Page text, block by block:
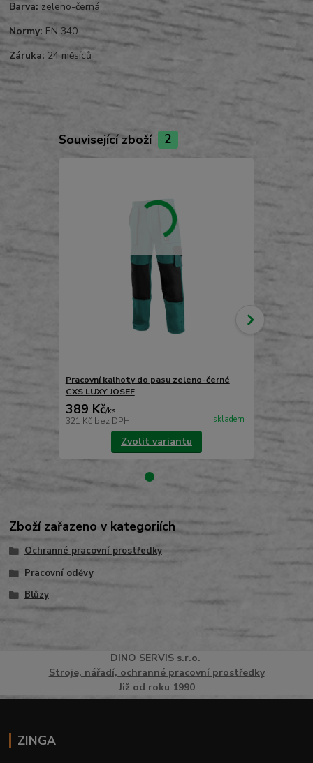
Barva: zeleno-černá
Normy: EN 340
Záruka: 24 měsíců
Související zboží 2
Pracovní kalhoty do pasu zeleno-černé
CXS LUXY JOSEF
389 Kč/ks
321 Kč bez DPH skladem
Zvolit variantu
Pracovní
404 Kč
Zboží zařazeno v kategoriích
Ochranné pracovní prostředky
Pracovní oděvy
Blůzy
DINO SERVISs.r.o.
Stroje, nářadí, ochranné pracovní prostředky
Již od roku 1990
ZINGA